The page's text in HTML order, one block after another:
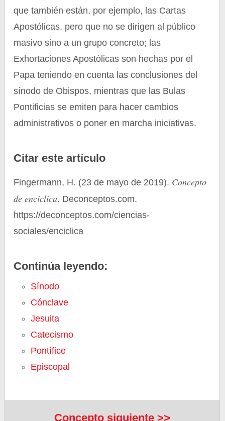
que también están, por ejemplo, las Cartas
Apostólicas, pero que no se dirigen al público
masivo sino a un grupo concreto; las
Exhortaciones Apostólicas son hechas por el
Papa teniendo en cuenta las conclusiones del
sínodo de Obispos, mientras que las Bulas
Pontificias se emiten para hacer cambios
administrativos o poner en marcha iniciativas.
Citar este artículo
Fingermann, H. (23 de mayo de 2019). Concepto
de encíclica. Deconceptos.com.
https://deconceptos.com/ciencias-
sociales/enciclica
Continúa leyendo:
Sínodo
Cónclave
Jesuita
Catecismo
Pontífice
Episcopal
Concepto siguiente >>